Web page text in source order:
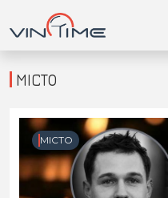
Головна
Війна
МІСТО
МІСТО